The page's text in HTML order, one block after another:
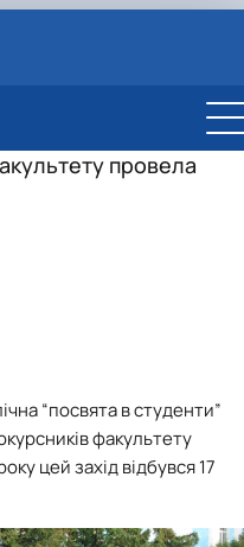
English speaking MSc
провела
“посвята в студенти”
факультету
цей захід відбувся 17